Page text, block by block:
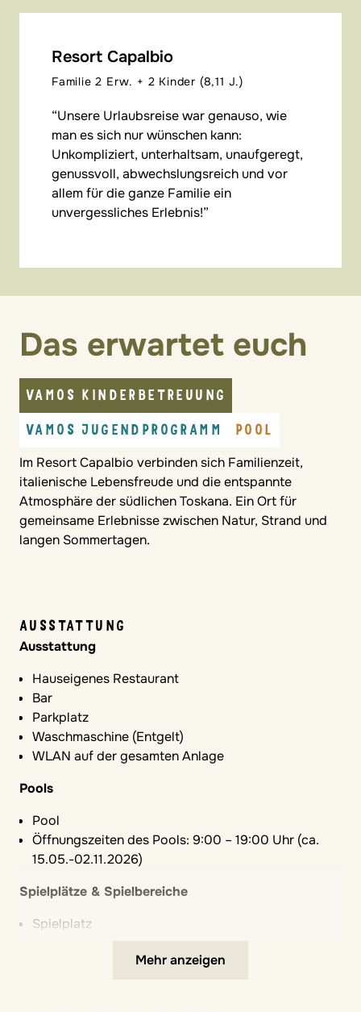
Resort Capalbio
Familie 2 Erw. + 2 Kinder (8,11 J.)
Unsere Urlaubsreise war genauso, wie
man es sich nur wünschen kann:
Unkompliziert, unterhaltsam, unaufgeregt,
genussvoll, abwechslungsreich und vor
allem für die ganze Familie ein
unvergessliches Erlebnis!
Das erwartet euch
VAMOS KINDERBETREUUNG
VAMOS JUGENDPROGRAMM
POOL
Im Resort Capalbio verbinden sich Familienzeit,
italienische Lebensfreude und die entspannte
Atmosphäre der südlichen Toskana. Ein Ort für
gemeinsame Erlebnisse zwischen Natur, Strand und
langen Sommertagen.
AUSSTATTUNG
Ausstattung
Hauseigenes Restaurant
Bar
Parkplatz
Waschmaschine (Entgelt)
WLAN auf der gesamten Anlage
Pools
Pool
Öffnungszeiten des Pools: 9:00 – 19:00 Uhr (ca.
15.05.-02.11.2026)
Spielplätze & Spielbereiche
Spielplatz
Autofreie Zonen für Kinder
Mehr anzeigen